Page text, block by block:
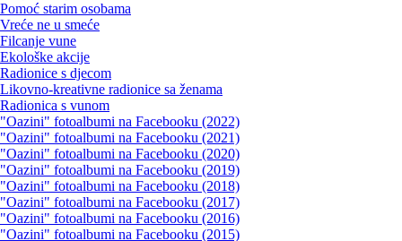
Pomoć starim osobama
Vreće ne u smeće
Filcanje vune
Ekološke akcije
Radionice s djecom
Likovno-kreativne radionice sa ženama
Radionica s vunom
"Oazini" fotoalbumi na Facebooku (2022)
"Oazini" fotoalbumi na Facebooku (2021)
"Oazini" fotoalbumi na Facebooku (2020)
"Oazini" fotoalbumi na Facebooku (2019)
"Oazini" fotoalbumi na Facebooku (2018)
"Oazini" fotoalbumi na Facebooku (2017)
"Oazini" fotoalbumi na Facebooku (2016)
"Oazini" fotoalbumi na Facebooku (2015)